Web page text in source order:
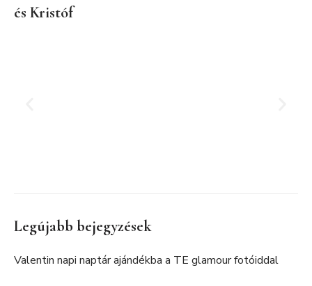
és Kristóf
Legújabb bejegyzések
Valentin napi naptár ajándékba a TE glamour fotóiddal